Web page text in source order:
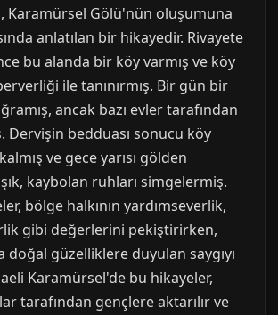
Karamürsel Gölü'nün oluşumuna
anlatılan bir hikayedir. Rivayete
bu alanda bir köy varmış ve köy
ile tanınırmış. Bir gün bir
ancak bazı evler tarafından
Dervişin bedduası sonucu köy
ve gece yarısı gölden
kaybolan ruhları simgelermiş.
bölge halkının yardımseverlik,
gibi değerlerini pekiştirirken,
doğal güzelliklere duyulan saygıyı
Karamürsel'de bu hikayeler,
tarafından gençlere aktarılır ve